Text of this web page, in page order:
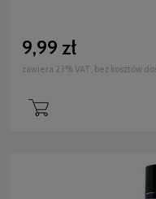
9,99 zł
zawiera 23% VAT, bez kosztów